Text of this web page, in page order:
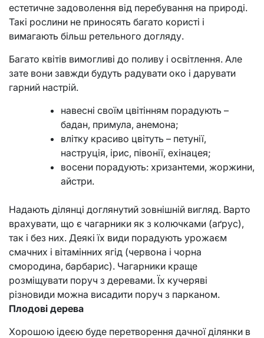
естетичне задоволення від перебування на природі.
Такі рослини не приносять багато користі і
вимагають більш ретельного догляду.
Багато квітів вимогливі до поливу і освітлення. Але
зате вони завжди будуть радувати око і дарувати
гарний настрій.
навесні своїм цвітінням порадують –
бадан, примула, анемона;
влітку красиво цвітуть – петунії,
наструція, ірис, півонії, ехінацея;
восени порадують: хризантеми, жоржини,
айстри.
Надають ділянці доглянутий зовнішній вигляд. Варто
врахувати, що є чагарники як з колючками (аґрус),
так і без них. Деякі їх види порадують урожаєм
смачних і вітамінних ягід (червона і чорна
смородина, барбарис). Чагарники краще
розміщувати поруч з деревами. Їх кучеряві
різновиди можна висадити поруч з парканом.
Плодові дерева
Хорошою ідеєю буде перетворення дачної ділянки в